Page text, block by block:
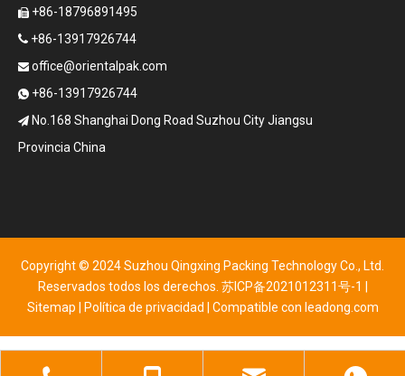
 +86-18796891495
 +86-13917926744
 office@orientalpak.com
 +86-13917926744
 No.168 Shanghai Dong Road Suzhou City Jiangsu
Provincia China
Copyright © 2024 Suzhou Qingxing Packing Technology Co., Ltd.
Reservados todos los derechos. 苏ICP备2021012311号-1
Sitemap
Política de privacidad | Compatible con leadong.com